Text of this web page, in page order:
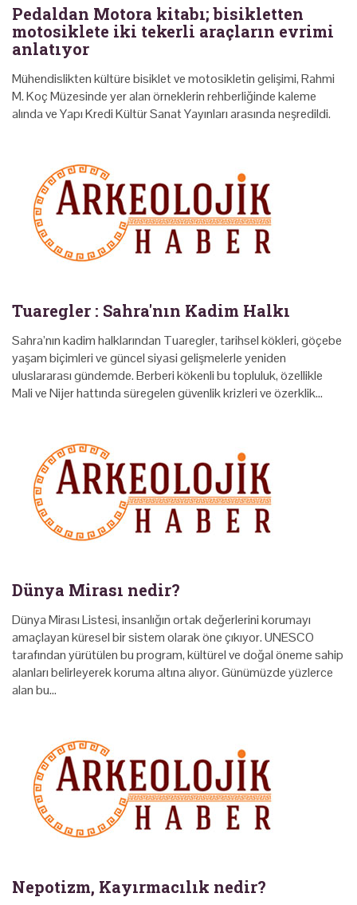
Pedaldan Motora kitabı; bisikletten
motosiklete iki tekerli araçların evrimi
anlatıyor
Mühendislikten kültüre bisiklet ve motosikletin gelişimi, Rahmi
M. Koç Müzesinde yer alan örneklerin rehberliğinde kaleme
alında ve Yapı Kredi Kültür Sanat Yayınları arasında neşredildi.
Tuaregler : Sahra'nın Kadim Halkı
Sahra’nın kadim halklarından Tuaregler, tarihsel kökleri, göçebe
yaşam biçimleri ve güncel siyasi gelişmelerle yeniden
uluslararası gündemde. Berberi kökenli bu topluluk, özellikle
Mali ve Nijer hattında süregelen güvenlik krizleri ve özerklik…
Dünya Mirası nedir?
Dünya Mirası Listesi, insanlığın ortak değerlerini korumayı
amaçlayan küresel bir sistem olarak öne çıkıyor. UNESCO
tarafından yürütülen bu program, kültürel ve doğal öneme sahip
alanları belirleyerek koruma altına alıyor. Günümüzde yüzlerce
alan bu…
Nepotizm, Kayırmacılık nedir?